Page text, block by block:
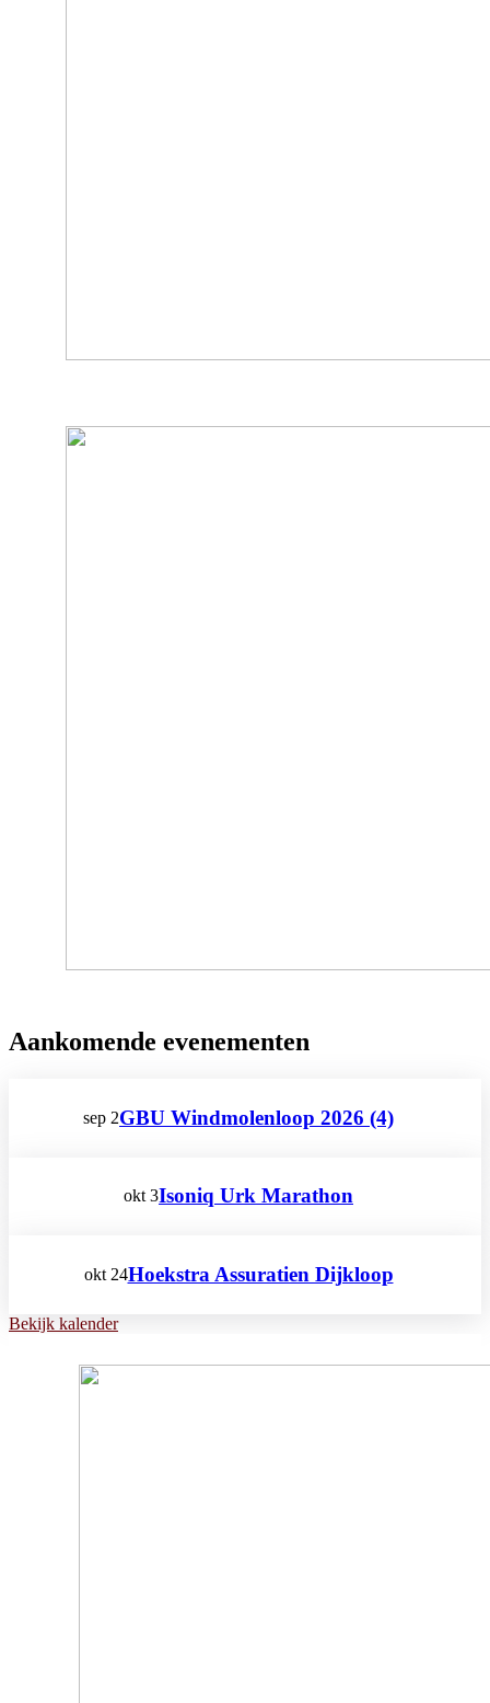
Aankomende evenementen
sep 2GBU Windmolenloop 2026 (4)
okt 3Isoniq Urk Marathon
okt 24Hoekstra Assuratien Dijkloop
Bekijk kalender